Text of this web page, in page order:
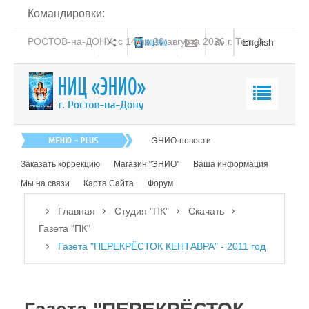
Командировки:
РОСТОВ-на-ДОНУ: с 14 по 20 августа 2026 г. Тел: 8-
English
Книга
Обучение
Посмотреть
ЭНИО-новости
Заказать коррекцию Магазин "ЭНИО"
Ваша информация
Мы на связи
Карта Сайта Форум
Главная Студия "ПК"
Скачать
Газета "ПК"
Газета "ПЕРЕКРЁСТОК КЕНТАВРА" - 2011 год